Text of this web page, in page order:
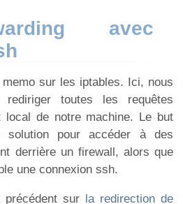
avec
sur les iptables. Ici, nous
toutes les requêtes
de notre machine. Le but
pour accéder à des
derrière un firewall, alors que
une connexion ssh.
précédent sur
la redirection de